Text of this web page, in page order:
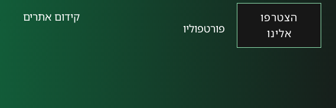
קידום אתרים
הצטרפו
אלינו
פורטפוליו